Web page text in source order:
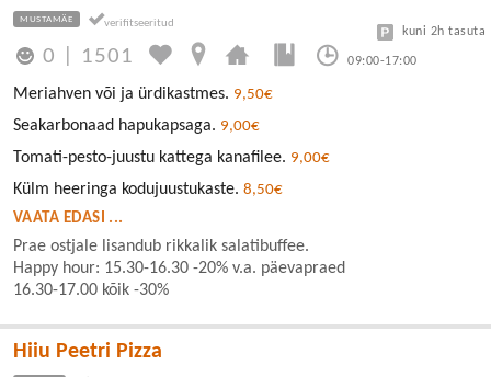
MUSTAMÄE
0 1501 09:00-17:00
kuni 2h tasuta
Meriahven või ja ürdikastmes. 9,50€
Seakarbonaad hapukapsaga. 9,00€
Tomati-pesto-juustu kattega kanafilee. 9,00€
Külm heeringa kodujuustukaste. 8,50€
VAATA EDASI ...
Prae ostjale lisandub rikkalik salatibuffee.
Happy hour: 15.30-16.30 -20% v.a. päevapraed
16.30-17.00 kõik -30%
Hiiu Peetri Pizza